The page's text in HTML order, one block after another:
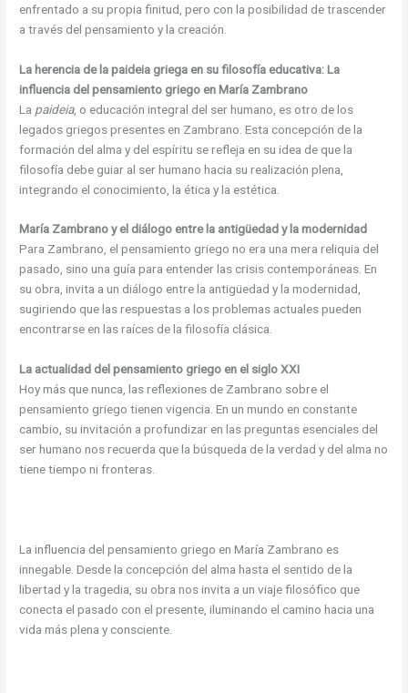
enfrentado a su propia finitud, pero con la posibilidad de trascender
a través del pensamiento y la creación.
La herencia de la paideia griega en su filosofía educativa: La
influencia del pensamiento griego en María Zambrano
La paideia, o educación integral del ser humano, es otro de los
legados griegos presentes en Zambrano. Esta concepción de la
formación del alma y del espíritu se refleja en su idea de que la
filosofía debe guiar al ser humano hacia su realización plena,
integrando el conocimiento, la ética y la estética.
María Zambrano y el diálogo entre la antigüedad y la modernidad
Para Zambrano, el pensamiento griego no era una mera reliquia del
pasado, sino una guía para entender las crisis contemporáneas. En
su obra, invita a un diálogo entre la antigüedad y la modernidad,
sugiriendo que las respuestas a los problemas actuales pueden
encontrarse en las raíces de la filosofía clásica.
La actualidad del pensamiento griego en el siglo XXI
Hoy más que nunca, las reflexiones de Zambrano sobre el
pensamiento griego tienen vigencia. En un mundo en constante
cambio, su invitación a profundizar en las preguntas esenciales del
ser humano nos recuerda que la búsqueda de la verdad y del alma no
tiene tiempo ni fronteras.
La influencia del pensamiento griego en María Zambrano es
innegable. Desde la concepción del alma hasta el sentido de la
libertad y la tragedia, su obra nos invita a un viaje filosófico que
conecta el pasado con el presente, iluminando el camino hacia una
vida más plena y consciente.